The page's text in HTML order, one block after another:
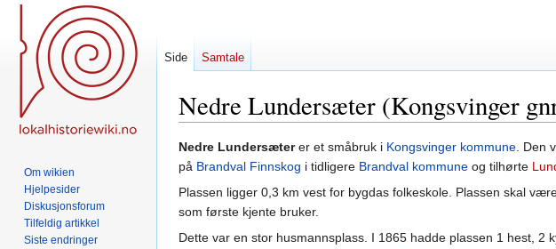
Nedre Lundersæter (Kongsvinger
Hopp
til
navigering
Hopp
til
søk
Nedre Lundersæterer et småbruk i Kongsvinger kommune. Den
på Brandval Finnskog i tidligere Brandval kommune og tilhørte
Plassen ligger 0,3 km vest for bygdas folkeskole. Plassen skal
som første kjente bruker.
Dette var en stor husmannsplass. I 1865 hadde plassen 1 hest, 2
Side Samtale
Om wikien
Hjelpesider
Diskusjonsforum
Tilfeldig artikkel
Siste endringer